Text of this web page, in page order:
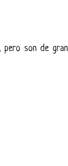
pero son de gran